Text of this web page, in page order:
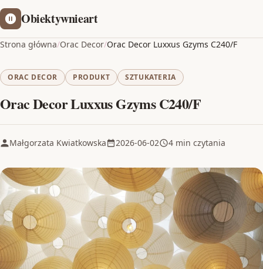
Obiektywnieart
Strona główna/Orac Decor/Orac Decor Luxxus Gzyms C240/F
ORAC DECOR PRODUKT SZTUKATERIA
Orac Decor Luxxus Gzyms C240/F
Małgorzata Kwiatkowska 2026-06-02 4 min czytania